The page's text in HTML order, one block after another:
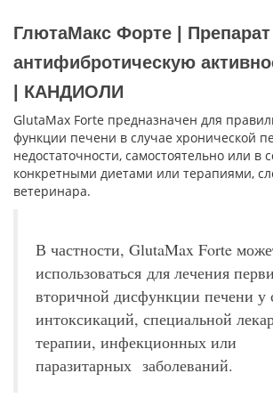
ГлютаМакс Форте |
антифибротическую
| КАНДИОЛИ
GlutaMax Forte предназначен для
функции печени в случае хронической
недостаточности, самостоятельно или в
конкретными диетами или терапиями,
ветеринара.
В частности, GlutaMax Forte
использоваться для лечения
вторичной дисфункции печени у
интоксикаций, специальной
терапии, инфекционных или
паразитарных заболеваний.